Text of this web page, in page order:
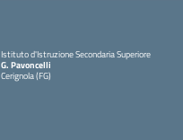
Istituto d'Istruzione Secondaria Superiore
G. Pavoncelli
Cerignola (FG)
— Visita la pagina iniziale della scuola